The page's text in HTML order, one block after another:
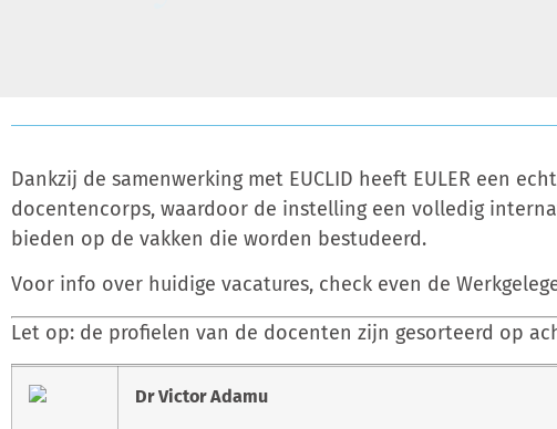
Dankzij de samenwerking met EUCLID heeft EULER een
docentencorps, waardoor de instelling een volledig
bieden op de vakken die worden bestudeerd.
Voor info over huidige vacatures, check even de
Let op: de profielen van de docenten zijn gesorteerd op
Dr Victor Adamu